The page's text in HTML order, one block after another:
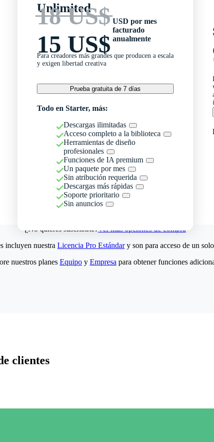
Unlimited
18 US$
15 US$
USD por mes
facturado
anualmente
Para creadores más grandes que producen a escala
y exigen libertad creativa
Prueba gratuita de 7 días
Todo en Starter, más:
Descargas ilimitadas
Acceso completo a la biblioteca
Herramientas de diseño
profesionales
Funciones de IA premium
Un paquete por mes
Sin atribución requerida
Descargas más rápidas
Soporte prioritario
Sin anuncios
¿No quieres suscribirte?Ver más opciones de compra
incluyen nuestra Licencia Pro Estándary son para acceso de un
nuestros planes Equipo y Empresa para obtener funciones
clientes